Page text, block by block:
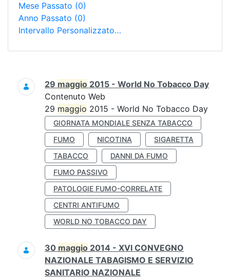
Mese Passato (0)
Anno Passato (0)
Intervallo Personalizzato…
Ricerca
29 maggio 2015 - World No Tobacco Day
Contenuto Web
29 maggio 2015 - World No Tobacco Day
GIORNATA MONDIALE SENZA TABACCO
FUMO
NICOTINA
SIGARETTA
TABACCO
DANNI DA FUMO
FUMO PASSIVO
PATOLOGIE FUMO-CORRELATE
CENTRI ANTIFUMO
WORLD NO TOBACCO DAY
30 maggio 2014 - XVI CONVEGNO
NAZIONALE TABAGISMO E SERVIZIO
SANITARIO NAZIONALE